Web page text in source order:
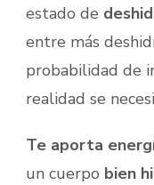
estado de
entre más
probabilidad de
realidad se
Te aporta
un cuerpo bien